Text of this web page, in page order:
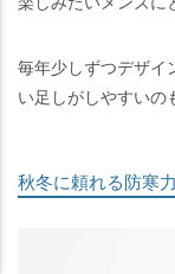
毎年少しずつデザイ
い足しがしやすいの
秋冬に頼れる防寒力